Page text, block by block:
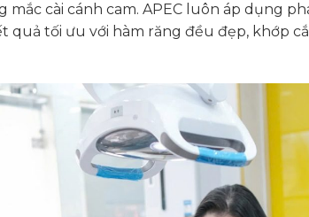
cài cánh cam. APEC luôn áp dụng
quả tối ưu với hàm răng đều đẹp, khớp